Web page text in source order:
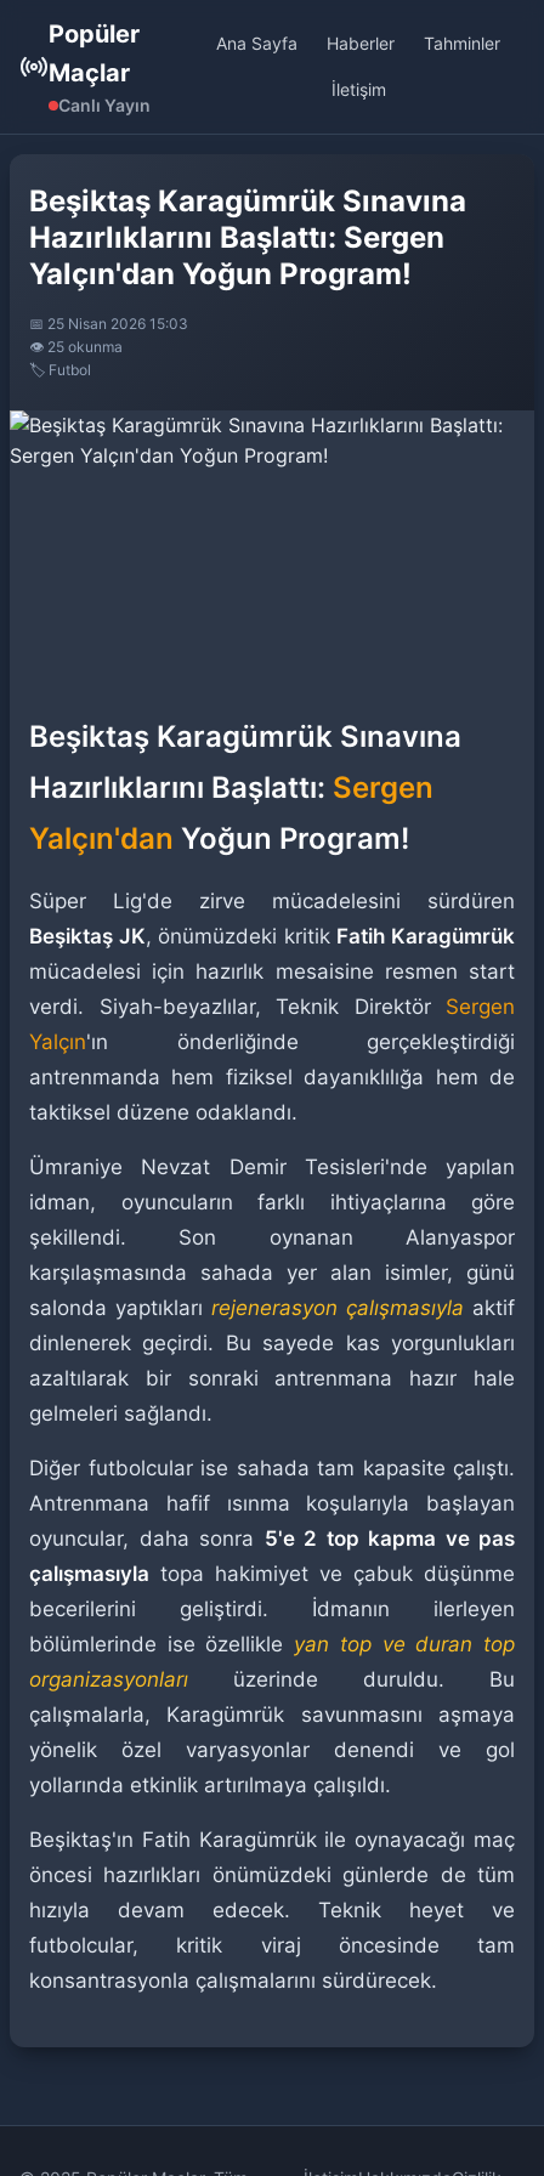
Popüler
Maçlar
Canlı Yayın
Ana Sayfa Haberler Tahminler
İletişim
Beşiktaş Karagümrük Sınavına
Hazırlıklarını Başlattı: Sergen
Yalçın'dan Yoğun Program!
📅 25 Nisan 2026 15:03
👁️ 25 okunma
🏷️ Futbol
Beşiktaş Karagümrük Sınavına
Hazırlıklarını Başlattı: Sergen
Yalçın'dan Yoğun Program!
Süper Lig'de zirve mücadelesini sürdüren
Beşiktaş JK, önümüzdeki kritik Fatih Karagümrük
mücadelesi için hazırlık mesaisine resmen start
verdi. Siyah-beyazlılar, Teknik Direktör Sergen
Yalçın'ın önderliğinde gerçekleştirdiği
antrenmanda hem fiziksel dayanıklılığa hem de
taktiksel düzene odaklandı.
Ümraniye Nevzat Demir Tesisleri'nde yapılan
idman, oyuncuların farklı ihtiyaçlarına göre
şekillendi. Son oynanan Alanyaspor
karşılaşmasında sahada yer alan isimler, günü
salonda yaptıkları rejenerasyon çalışmasıyla aktif
dinlenerek geçirdi. Bu sayede kas yorgunlukları
azaltılarak bir sonraki antrenmana hazır hale
gelmeleri sağlandı.
Diğer futbolcular ise sahada tam kapasite çalıştı.
Antrenmana hafif ısınma koşularıyla başlayan
oyuncular, daha sonra 5'e 2 top kapma ve pas
çalışmasıyla topa hakimiyet ve çabuk düşünme
becerilerini geliştirdi. İdmanın ilerleyen
bölümlerinde ise özellikle yan top ve duran top
organizasyonları üzerinde duruldu. Bu
çalışmalarla, Karagümrük savunmasını aşmaya
yönelik özel varyasyonlar denendi ve gol
yollarında etkinlik artırılmaya çalışıldı.
Beşiktaş'ın Fatih Karagümrük ile oynayacağı maç
öncesi hazırlıkları önümüzdeki günlerde de tüm
hızıyla devam edecek. Teknik heyet ve
futbolcular, kritik viraj öncesinde tam
konsantrasyonla çalışmalarını sürdürecek.